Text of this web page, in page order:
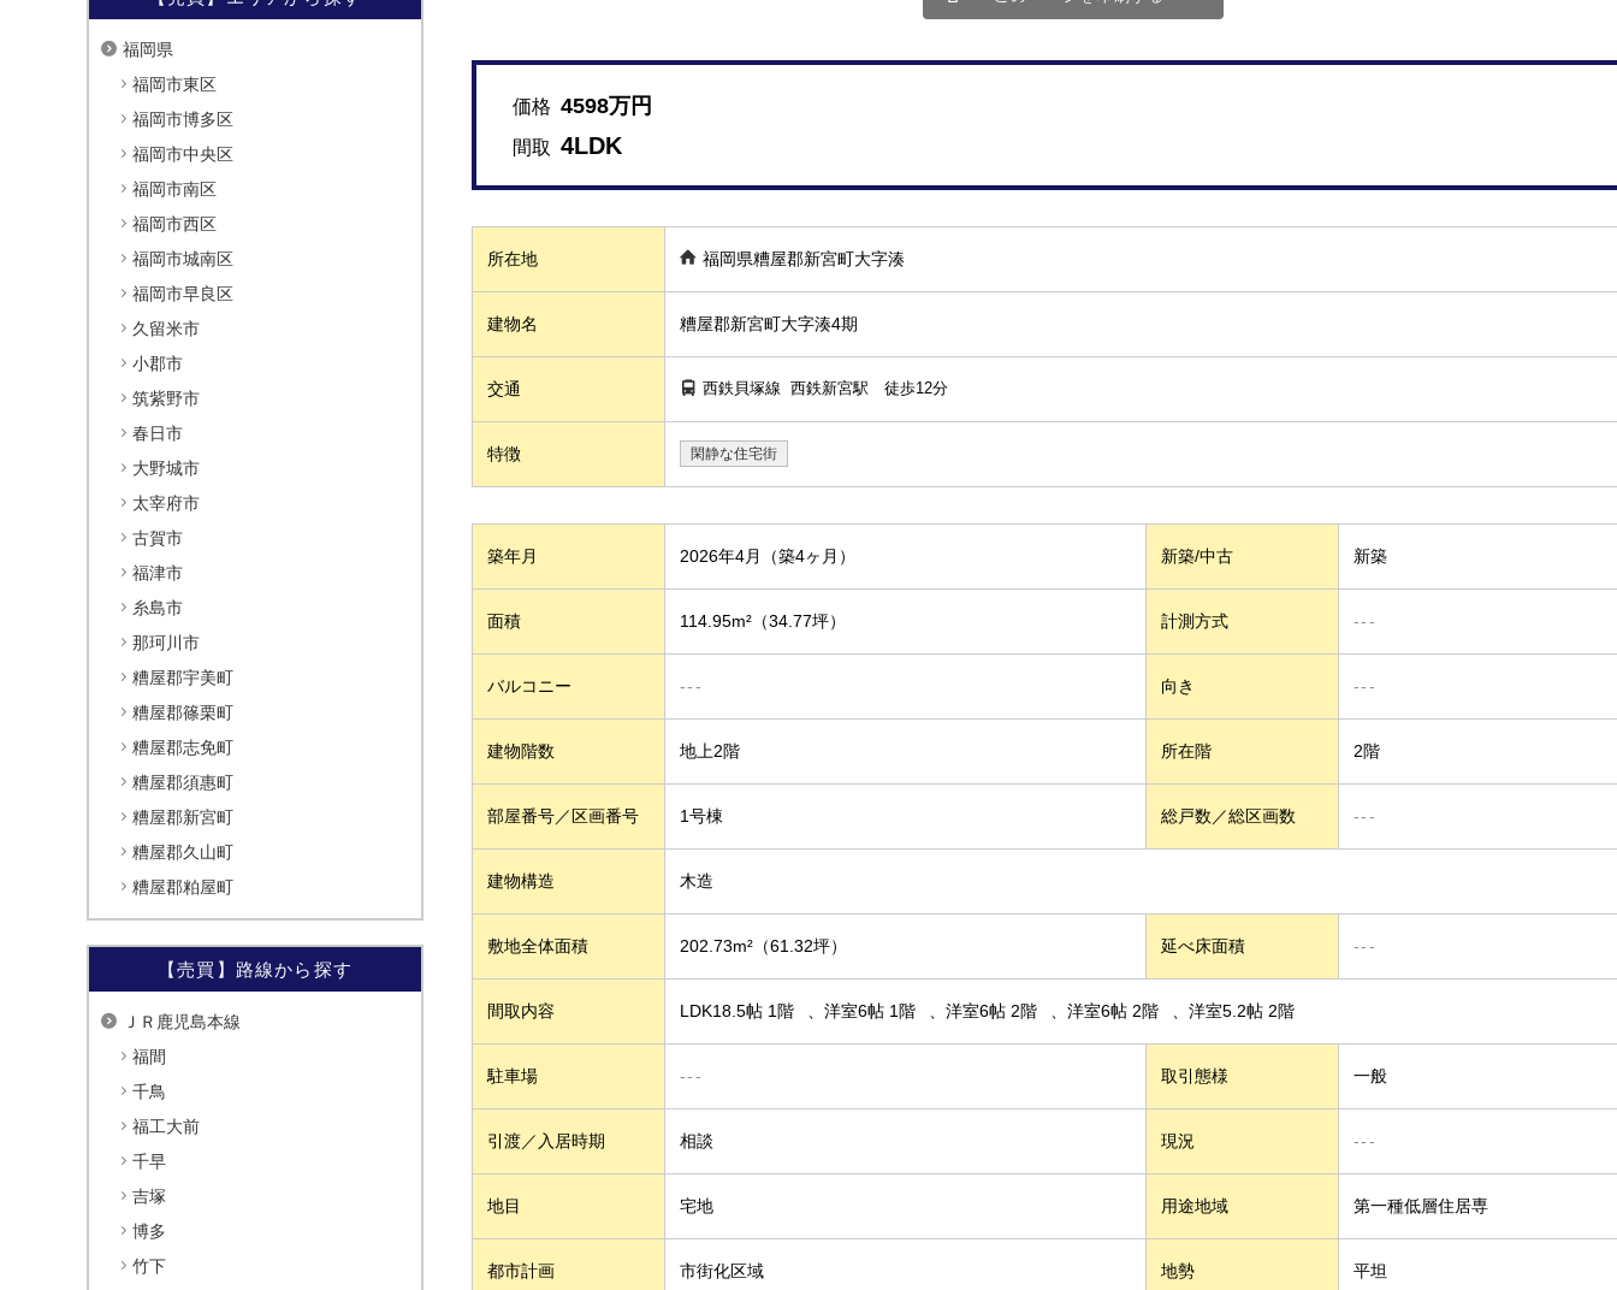
価格 4598万円
間取 4LDK
所在地 福岡県糟屋郡新宮町大字湊
建物名 糟屋郡新宮町大字湊4期
交通 西鉄貝塚線 西鉄新宮駅 徒歩12分
特徴 閑静な住宅街
築年月 2026年4月（築4ヶ月） 新築/中古 新築
面積 114.95m² （34.77坪） 計測方式 ---
バルコニー --- 向き ---
建物階数 地上2階 所在階 2階
部屋番号／区画番号 1号棟 総戸数／総区画数 ---
建物構造 木造
敷地全体面積 202.73m² （61.32坪） 延べ床面積 ---
間取内容 LDK18.5帖 1階 洋室6帖 1階 洋室6帖 2階 洋室6帖 2階 洋室5.2帖 2階
駐車場 --- 取引態様 一般
引渡／入居時期 相談 現況 ---
地目 宅地 用途地域 第一種低層住居専
都市計画 市街化区域 地勢 平坦
福岡県
福岡市東区
福岡市博多区
福岡市中央区
福岡市南区
福岡市西区
福岡市城南区
福岡市早良区
久留米市
小郡市
筑紫野市
春日市
大野城市
太宰府市
古賀市
福津市
糸島市
那珂川市
糟屋郡宇美町
糟屋郡篠栗町
糟屋郡志免町
糟屋郡須惠町
糟屋郡新宮町
糟屋郡久山町
糟屋郡粕屋町
【売買】路線から探す
ＪＲ鹿児島本線
福間
千鳥
福工大前
千早
吉塚
博多
竹下